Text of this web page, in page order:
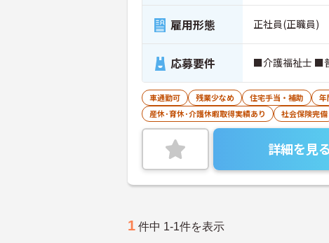
雇用形態 正社員(正職員)
応募要件 ■介護福祉士 ■
車通勤可 残業少なめ 住宅手当・補助 年
産休･育休･介護休暇取得実績あり
社会保険完備
詳細を見る
1 件中 1-1件を表示